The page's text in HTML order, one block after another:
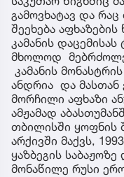
გამოვხატავ და
შეეხება
კამანის
მხოლოდ
კამანის
ანდრია და მასთან
მორჩილი აფხაზი
ამჟამად
თბილისში ყოფნის
არქივში მაქვს,
ყაზბეგის
მონაწილე რუსი